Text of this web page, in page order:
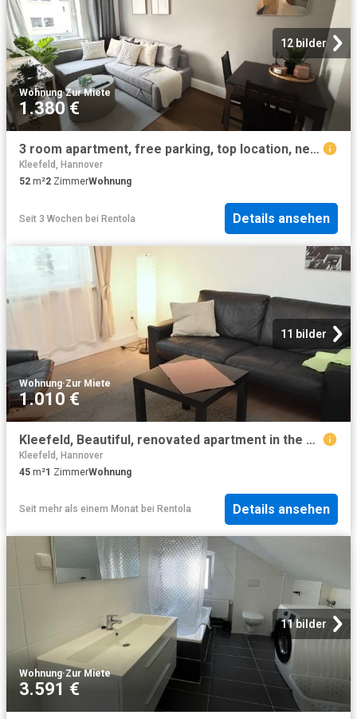
12 bilder
Wohnung·Zur Miete
1.380 €
3 room apartment, free parking, top location, next zu hospital, Hannover Amsterdam Apartments for Rent
Kleefeld, Hannover
52 m²2 ZimmerWohnung
Seit 3 Wochen bei Rentola Details ansehen
11 bilder
Wohnung·Zur Miete
1.010 €
Kleefeld, Beautiful, renovated apartment in the philosopher’s quarter with balcony, near Eilenriede
Kleefeld, Hannover
45 m²1 ZimmerWohnung
Seit mehr als einem Monat bei Rentola Details ansehen
11 bilder
Wohnung·Zur Miete
3.591 €